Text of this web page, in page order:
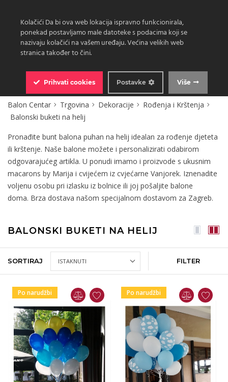
Balon Centar Trgovina Dekoracije
Rođenja i Krštenja
Balonski buketi na helij
Pronađite bunt balona puhan na helij idealan za rođenje djeteta
ili krštenje. Naše balone možete i personalizirati odabirom
odgovarajućeg artikla. U ponudi imamo i proizvode s ukusnim
macarons by Marija i cvijećem iz cvjećarne Vanjorek. Iznenadite
voljenu osobu pri izlasku iz bolnice ili joj pošaljite balone
doma. Brza dostava našom specijalnom dostavom za Zagreb.
BALONSKI BUKETI NA HELIJ
SORTIRAJ FILTER
Po narudžbi Po narudžbi
Kolačići Da bi ova web lokacija ispravno funkcionirala,
ponekad postavljamo male datoteke s podacima koji se
nazivaju kolačići na vašem uređaju. Većina velikih web
stranica također to čini.
Prihvati cookies Više
Postavke